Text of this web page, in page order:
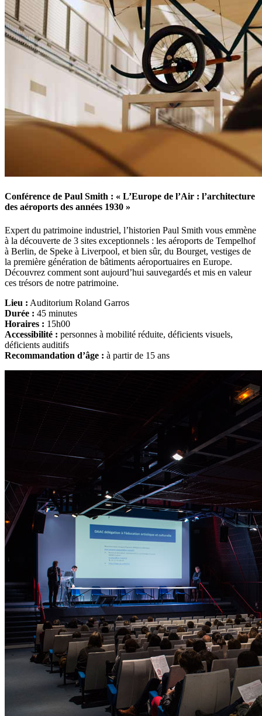
Conférence de Paul Smith : « L’Europe de l’Air : l’architecture
des aéroports des années 1930 »
Expert du patrimoine industriel, l’historien Paul Smith vous emmène
à la découverte de 3 sites exceptionnels : les aéroports de Tempelhof
à Berlin, de Speke à Liverpool, et bien sûr, du Bourget, vestiges de
la première génération de bâtiments aéroportuaires en Europe.
Découvrez comment sont aujourd’hui sauvegardés et mis en valeur
ces trésors de notre patrimoine.
Lieu : Auditorium Roland Garros
Durée : 45 minutes
Horaires : 15h00
Accessibilité : personnes à mobilité réduite, déficients visuels,
déficients auditifs
Recommandation d’âge : à partir de 15 ans